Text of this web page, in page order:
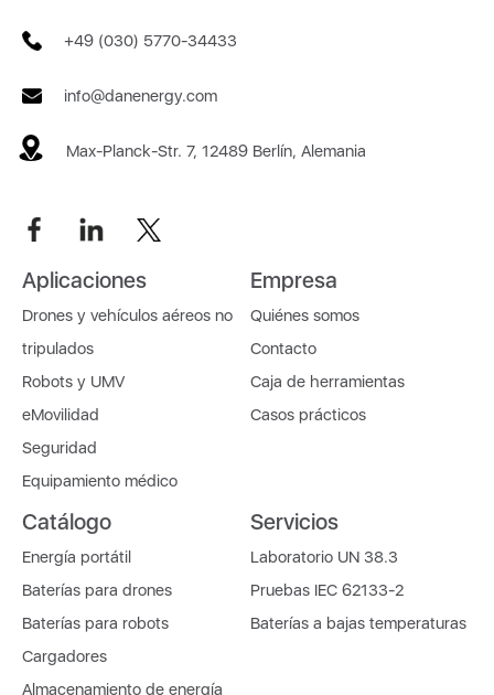
+49 (030) 5770-34433
info@danenergy.com
Max-Planck-Str. 7, 12489 Berlín, Alemania
Aplicaciones
Drones y vehículos aéreos no
tripulados
Robots y UMV
eMovilidad
Seguridad
Equipamiento médico
Empresa
Quiénes somos
Contacto
Caja de herramientas
Casos prácticos
Catálogo
Energía portátil
Baterías para drones
Baterías para robots
Cargadores
Almacenamiento de energía
Servicios
Laboratorio UN 38.3
Pruebas IEC 62133-2
Baterías a bajas temperaturas